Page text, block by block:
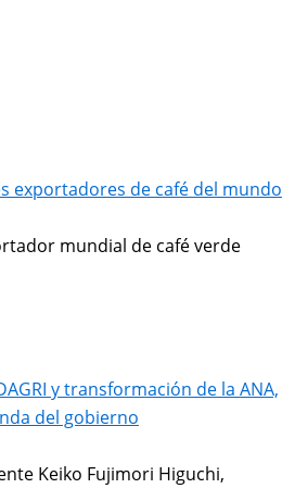
exportadores de café del mundo
mundial de café verde
y transformación de la ANA,
del gobierno
Keiko Fujimori Higuchi,